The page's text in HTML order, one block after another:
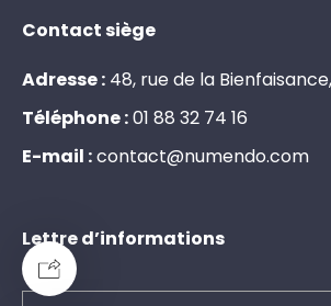
Contact siège
Adresse : 48, rue de la
Téléphone :01 88 32 74 16
E-mail :contact@numendo.com
Lettre d’informations